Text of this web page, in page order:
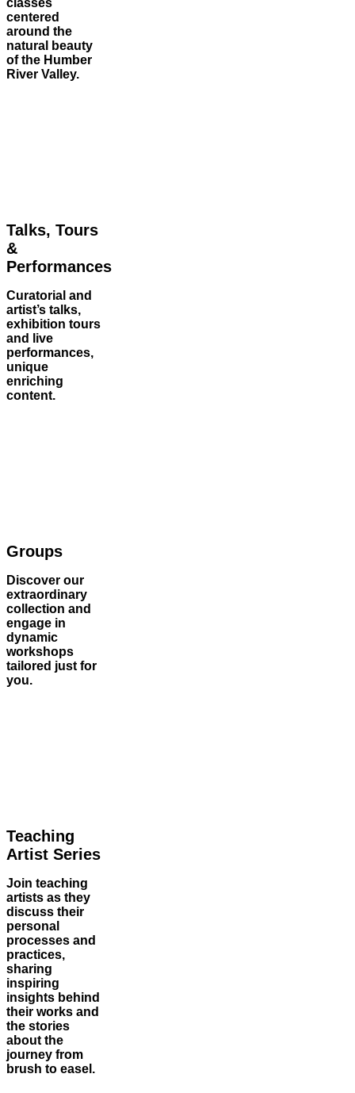
classes
centered
around the
natural beauty
of the Humber
River Valley.
Talks, Tours
&
Performances
Curatorial and
artist’s talks,
exhibition tours
and live
performances,
unique
enriching
content.
Groups
Discover our
extraordinary
collection and
engage in
dynamic
workshops
tailored just for
you.
Teaching
Artist Series
Join teaching
artists as they
discuss their
personal
processes and
practices,
sharing
inspiring
insights behind
their works and
the stories
about the
journey from
brush to easel.